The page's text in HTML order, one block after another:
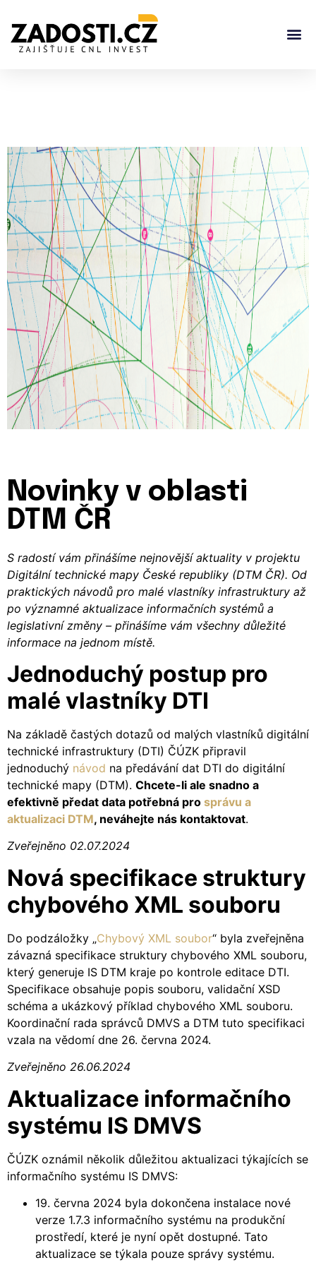
Novinky v oblasti
DTM ČR
S radostí vám přinášíme nejnovější aktuality v projektu
Digitální technické mapy České republiky (DTM ČR). Od
praktických návodů pro malé vlastníky infrastruktury až
po významné aktualizace informačních systémů a
legislativní změny – přinášíme vám všechny důležité
informace na jednom místě.
Jednoduchý postup pro
malé vlastníky DTI
Na základě častých dotazů od malých vlastníků digitální
technické infrastruktury (DTI) ČÚZK připravil
jednoduchý návod na předávání dat DTI do digitální
technické mapy (DTM). Chcete-li ale snadno a
efektivně předat data potřebná pro správu a
aktualizaci DTM, neváhejte nás kontaktovat.
Zveřejněno 02.07.2024
Nová specifikace struktury
chybového XML souboru
Do podzáložky „Chybový XML soubor“ byla zveřejněna
závazná specifikace struktury chybového XML souboru,
který generuje IS DTM kraje po kontrole editace DTI.
Specifikace obsahuje popis souboru, validační XSD
schéma a ukázkový příklad chybového XML souboru.
Koordinační rada správců DMVS a DTM tuto specifikaci
vzala na vědomí dne 26. června 2024.
Zveřejněno 26.06.2024
Aktualizace informačního
systému IS DMVS
ČÚZK oznámil několik důležitou aktualizaci týkajících se
informačního systému IS DMVS:
19. června 2024 byla dokončena instalace nové
verze 1.7.3 informačního systému na produkční
prostředí, které je nyní opět dostupné. Tato
aktualizace se týkala pouze správy systému.